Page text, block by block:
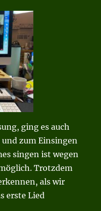
ging es auch
zum Einsingen
singen ist wegen
Trotzdem
als wir
erste Lied